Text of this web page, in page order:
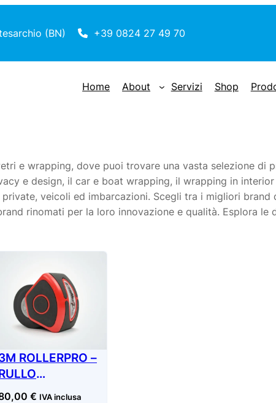
(BN) +39 0824 27 49 70
Home About Servizi Shop
e wrapping, dove puoi trovare una vasta selezione di
e design, il car e boat wrapping, il wrapping in
veicoli ed imbarcazioni. Scegli tra i migliori brand
rinomati per la loro innovazione e qualità. Esplora
ROLLERPRO –
APPLICATORE
€ IVA inclusa